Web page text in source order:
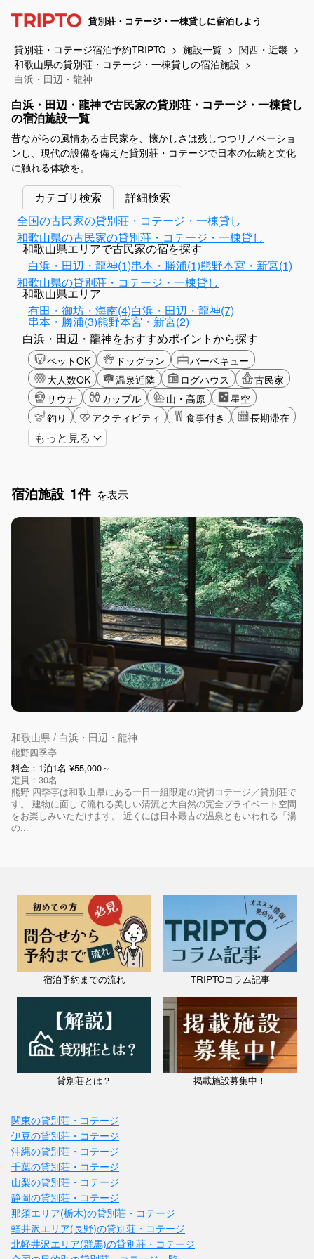
貸別荘・コテージ・一棟貸しに宿泊しよう
貸別荘・コテージ宿泊予約TRIPTO 施設一覧
関西・近畿
和歌山県の貸別荘・コテージ・一棟貸しの宿泊施設
白浜・田辺・龍神
白浜・田辺・龍神で古民家の貸別荘・コテージ・一棟貸し
の宿泊施設一覧
昔ながらの風情ある古民家を、懐かしさは残しつつリノベーショ
ンし、現代の設備を備えた貸別荘・コテージで日本の伝統と文化
に触れる体験を。
カテゴリ検索
詳細検索
全国の古民家の貸別荘・コテージ・一棟貸し
和歌山県の古民家の貸別荘・コテージ・一棟貸し
和歌山県エリアで古民家の宿を探す
白浜・田辺・龍神(1)串本・勝浦(1)熊野本宮・新宮(1)
和歌山県の貸別荘・コテージ・一棟貸し
和歌山県エリア
有田・御坊・海南(4)白浜・田辺・龍神(7)
串本・勝浦(3)熊野本宮・新宮(2)
白浜・田辺・龍神をおすすめポイントから探す
ペットOK ドッグラン
バーベキュー
大人数OK
温泉近隣 ログハウス
古民家
サウナ
カップル 山・高原
星空
釣り
アクティビティ 食事付き
長期滞在
女子旅
もっと見る
宿泊施設 1件 を表示
和歌山県 / 白浜・田辺・龍神
熊野四季亭
料金：1泊1名 ¥55,000～
定員：30名
熊野 四季亭は和歌山県にある一日一組限定の貸切コテージ／貸別荘で
す。 建物に面して流れる美しい清流と大自然の完全プライベート空間
をお楽しみいただけます。 近くには日本最古の温泉ともいわれる「湯
の...
宿泊予約までの流れ TRIPTOコラム記事
貸別荘とは？ 掲載施設募集中！
関東の貸別荘・コテージ
伊豆の貸別荘・コテージ
沖縄の貸別荘・コテージ
千葉の貸別荘・コテージ
山梨の貸別荘・コテージ
静岡の貸別荘・コテージ
那須エリア(栃木)の貸別荘・コテージ
軽井沢エリア(長野)の貸別荘・コテージ
北軽井沢エリア(群馬)の貸別荘・コテージ